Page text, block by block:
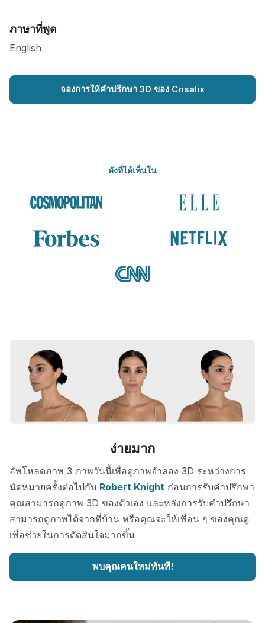
ภาษาที่พูด
English
จองการให้คำปรึกษา 3D ของ Crisalix
ดังที่ได้เห็นใน
ง่ายมาก
อัพโหลดภาพ 3 ภาพวันนี้เพื่อดูภาพจำลอง 3D ระหว่างการ
นัดหมายครั้งต่อไปกับ Robert Knight ก่อนการรับคำปรึกษา
คุณสามารถดูภาพ 3D ของตัวเอง และหลังการรับคำปรึกษา
สามารถดูภาพได้จากที่บ้าน หรือคุณจะให้เพื่อน ๆ ของคุณดู
เพื่อช่วยในการตัดสินใจมากขึ้น
พบคุณคนใหม่ทันที!